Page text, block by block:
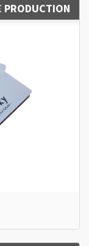
PRODUCTION